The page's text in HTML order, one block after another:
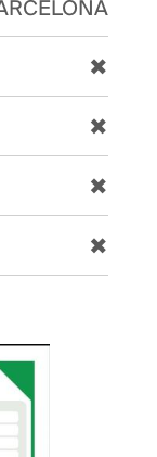
✖
✖
✖
✖